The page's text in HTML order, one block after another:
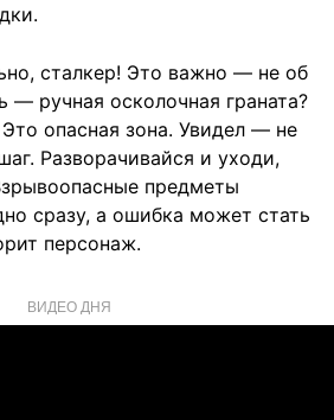
сталкер! Это важно — не об
— ручная осколочная граната?
опасная зона. Увидел — не
Разворачивайся и уходи,
предметы
сразу, а ошибка может стать
персонаж.
ВИДЕО ДНЯ